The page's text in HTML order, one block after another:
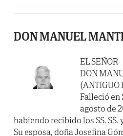
DON MANUEL
EL SEÑOR
DON
(ANTIGUO
Falleció en
agosto de
habiendo recibido los SS. SS.
Su esposa, doña Josefina